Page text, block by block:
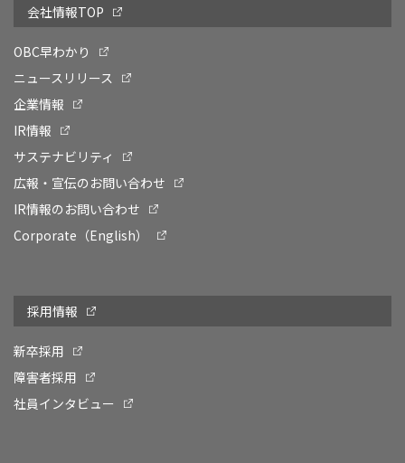
会社情報TOP
OBC早わかり
ニュースリリース
企業情報
IR情報
サステナビリティ
広報・宣伝のお問い合わせ
IR情報のお問い合わせ
Corporate（English）
採用情報
新卒採用
障害者採用
社員インタビュー